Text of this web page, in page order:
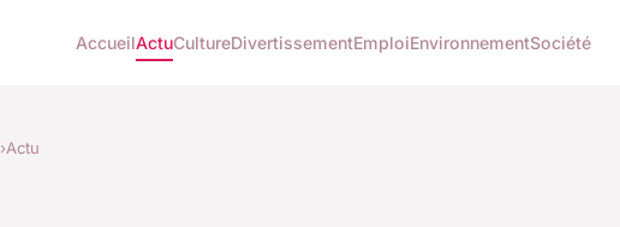
AccueilActuCultureDivertissementEmploiEnvironnementSociété
›Actu